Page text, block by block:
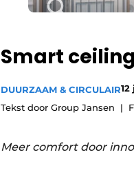
Smart
DUURZAAM & CIRCULAIR
Tekst door Group Jansen
Meer comfort door